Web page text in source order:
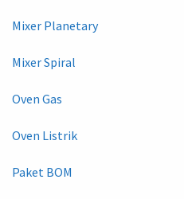
Mixer Planetary
Mixer Spiral
Oven Gas
Oven Listrik
Paket BOM